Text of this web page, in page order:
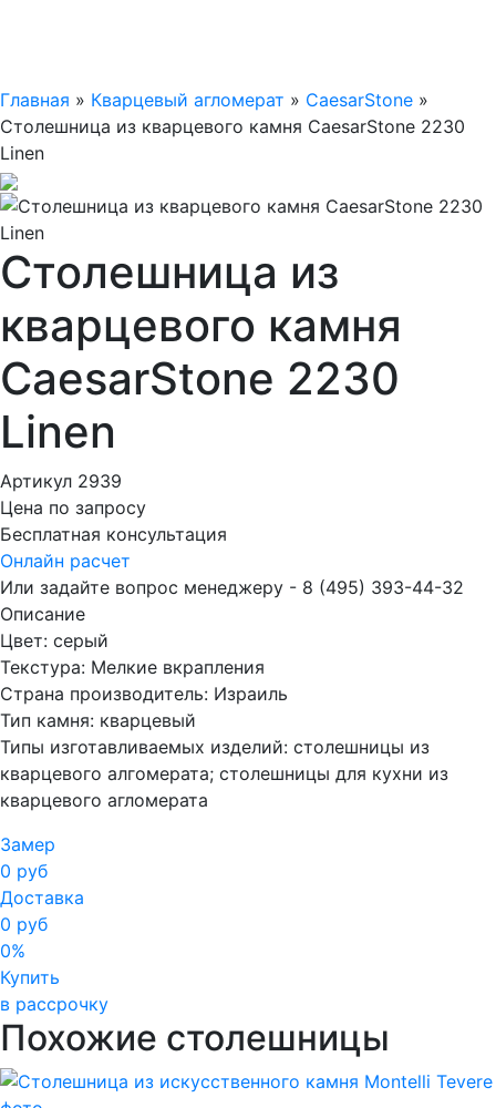
Главная » Кварцевый агломерат » CaesarStone »
Столешница из кварцевого камня CaesarStone 2230
Linen
Столешница из
кварцевого камня
CaesarStone 2230
Linen
Артикул 2939
Цена по запросу
Бесплатная консультация
Онлайн расчет
Или задайте вопрос менеджеру - 8 (495) 393-44-32
Описание
Цвет: серый
Текстура: Мелкие вкрапления
Страна производитель: Израиль
Тип камня: кварцевый
Типы изготавливаемых изделий: столешницы из
кварцевого алгомерата; столешницы для кухни из
кварцевого агломерата
Замер
0 руб
Доставка
0 руб
0%
Купить
в рассрочку
Похожие столешницы